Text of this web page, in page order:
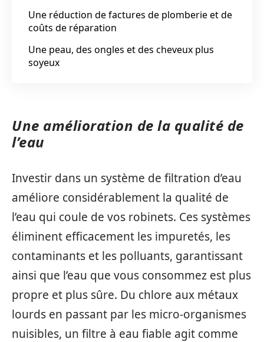
Une réduction de factures de plomberie et de
coûts de réparation
Une peau, des ongles et des cheveux plus
soyeux
Une amélioration de la qualité de
l’eau
Investir dans un système de filtration d’eau
améliore considérablement la qualité de
l’eau qui coule de vos robinets. Ces systèmes
éliminent efficacement les impuretés, les
contaminants et les polluants, garantissant
ainsi que l’eau que vous consommez est plus
propre et plus sûre. Du chlore aux métaux
lourds en passant par les micro-organismes
nuisibles, un filtre à eau fiable agit comme